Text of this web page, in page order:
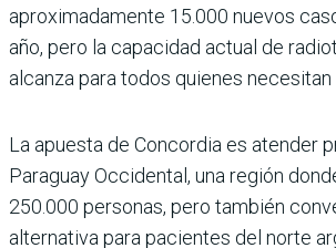
aproximadamente 15.000 nuevos
año, pero la capacidad actual de
alcanza para todos quienes
La apuesta de Concordia es atender
Paraguay Occidental, una región
250.000 personas, pero también
alternativa para pacientes del norte